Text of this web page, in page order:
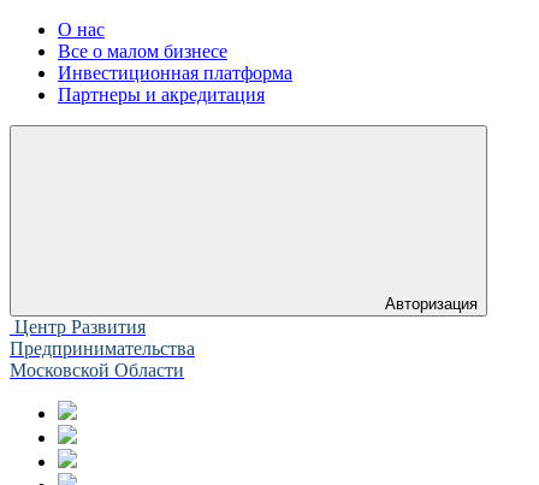
О нас
Все о малом бизнесе
Инвестиционная платформа
Партнеры и акредитация
Авторизация
Центр Развития
Предпринимательства
Московской Области